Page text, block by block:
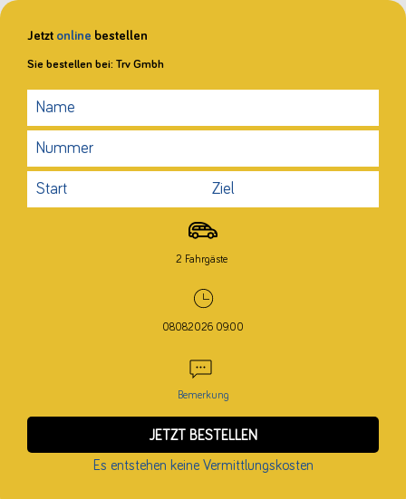
Jetzt online bestellen
Sie bestellen bei: Trv Gmbh
Es entstehen keine Vermittlungskosten